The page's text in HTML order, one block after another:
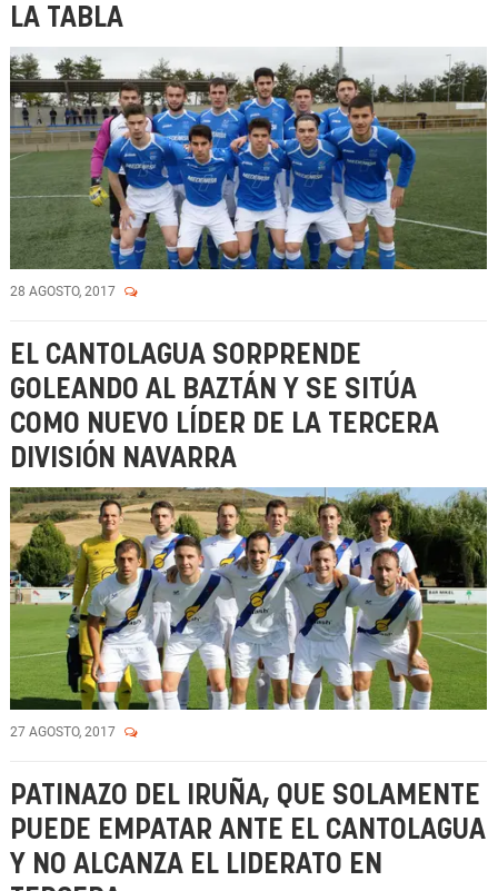
LA TABLA
28 AGOSTO, 2017
EL CANTOLAGUA SORPRENDE
GOLEANDO AL BAZTÁN Y SE SITÚA
COMO NUEVO LÍDER DE LA TERCERA
DIVISIÓN NAVARRA
27 AGOSTO, 2017
PATINAZO DEL IRUÑA, QUE SOLAMENTE
PUEDE EMPATAR ANTE EL CANTOLAGUA
Y NO ALCANZA EL LIDERATO EN